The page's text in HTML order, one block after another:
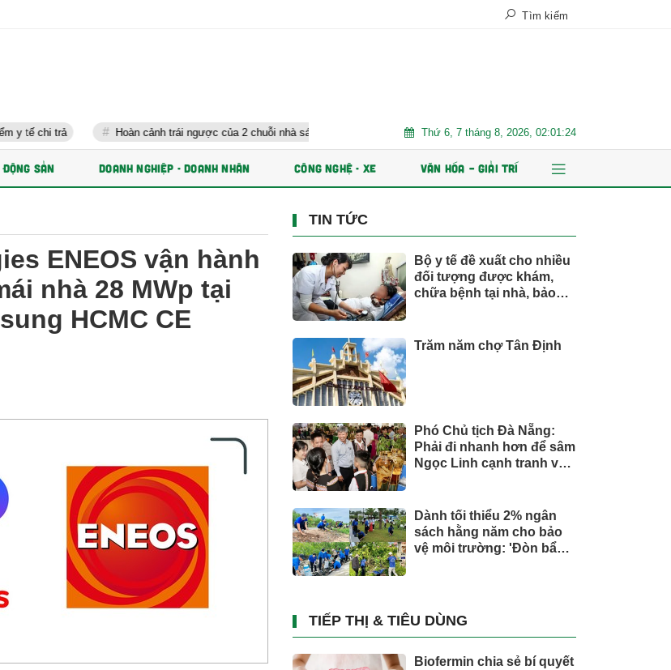
Tìm kiếm
Hoàn cảnh trái ngược của 2 chuỗi nhà sách lớn nhất Việt Nam Trăm năm chợ Tân Định AI và dữ liệu định
Thứ 6, 7 tháng 8, 2026, 02:01:25
SẢN DOANH NGHIỆP - DOANH NHÂN CÔNG NGHỆ - XE VĂN HÓA – GIẢI TRÍ
ENEOS vận hành
nhà 28 MWp tại
HCMC CE
TIN TỨC
Bộ y tế đề xuất cho nhiều
đối tượng được khám,
chữa bệnh tại nhà, bảo
Trăm năm chợ Tân Định
Phó Chủ tịch Đà Nẵng:
Phải đi nhanh hơn để sâm
Ngọc Linh cạnh tranh với
Dành tối thiểu 2% ngân
sách hằng năm cho bảo
vệ môi trường: 'Đòn bẩy'
TIẾP THỊ & TIÊU DÙNG
Biofermin chia sẻ bí quyết